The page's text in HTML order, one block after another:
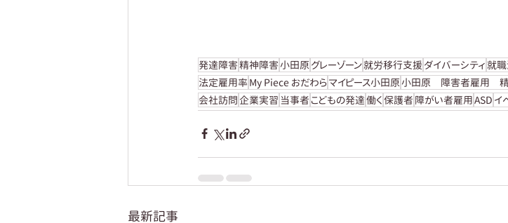
発達障害精神障害 小田原 グレーゾーン就労移行支援ダイバーシティ 就
法定雇用率 My Piece おだわらマイピース小田原 小田原 障害者雇用
会社訪問 企業実習 当事者 こどもの発達働く保護者 障がい者雇用ASD イ
最新記事